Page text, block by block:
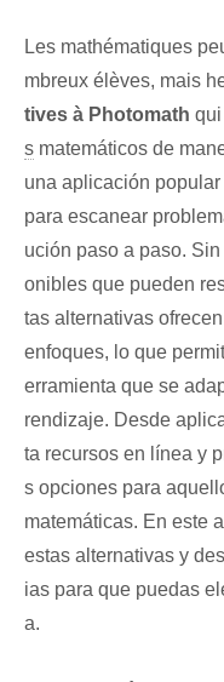
Les mathématiques
mbreux élèves, mais
tives à Photomath
s matemáticos de
una aplicación
para escanear
ución paso a​ paso.
onibles que pueden
tas alternativas
enfoques, lo que‌
erramienta​ que se
rendizaje. Desde
ta recursos en línea y‌
s opciones para
matemáticas.⁤ En este
estas alternativas y
ias para⁣ que puedas
a.